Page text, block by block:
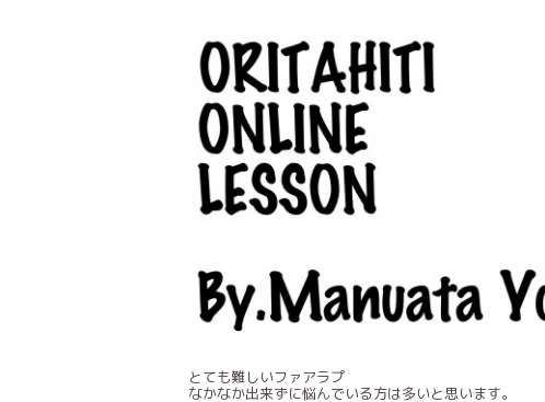
とても難しいファアラプ
なかなか出来ずに悩んでいる方は多いと思います。